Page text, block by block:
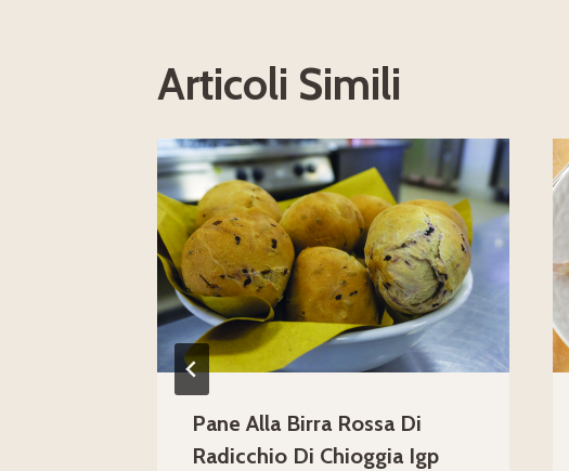
Articoli Simili
Pane Alla Birra Rossa Di
Radicchio Di Chioggia Igp